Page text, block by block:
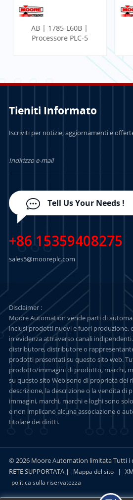
AB | 1785-L60B |
Processore PLC-5
Tieniti Informato
Iscriviti per notizie, aggiornamenti e
Tell Us Your Needs !
+86 15359408275
sales5@mooreplc.com
Disclaimer :
Moore Automation vende parti di
inclusi prodotti nuovi e fuori produzione,
in evidenza attraverso canali
distributore, distributore o
prodotti presentati su questo sito web.
prodotto/immagini di prodotto, marchi,
su questo sito Web sono di proprietà dei
descrizione, la descrizione o la vendita di
immagini, marchi, marchi e loghi sono
e non implicano alcuna associazione o
titolare dei diritti.
© 2026 Moore Automation limitata Tutti i
RETE SUPPORTATA |
Mappa del sito |
politica sulla riservatezza